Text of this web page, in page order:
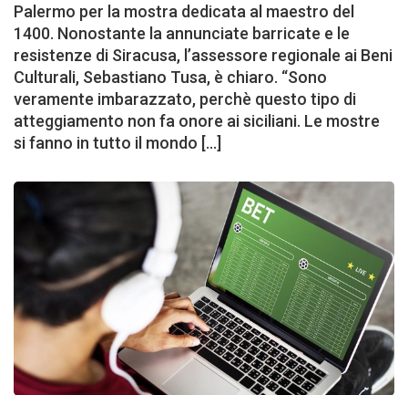
Palermo per la mostra dedicata al maestro del
1400. Nonostante la annunciate barricate e le
resistenze di Siracusa, l’assessore regionale ai Beni
Culturali, Sebastiano Tusa, è chiaro. “Sono
veramente imbarazzato, perchè questo tipo di
atteggiamento non fa onore ai siciliani. Le mostre
si fanno in tutto il mondo […]